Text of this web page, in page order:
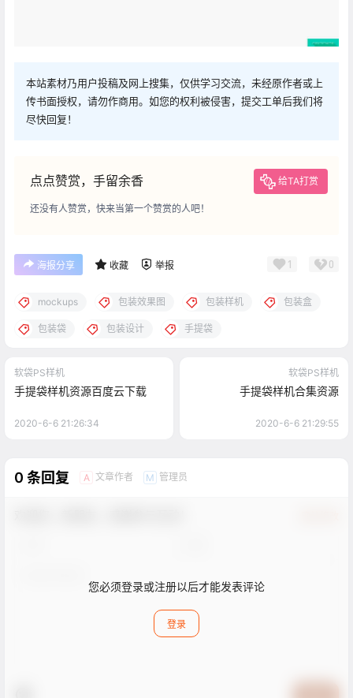
本站素材乃用户投稿及网上搜集，仅供学习交流，未经原作者或上
传书面授权，请勿作商用。如您的权利被侵害，提交工单后我们将
尽快回复！
点点赞赏，手留余香 给TA打赏
还没有人赞赏，快来当第一个赞赏的人吧！
海报分享 收藏 举报 1 0
mockups 包装效果图 包装样机 包装盒
包装袋 包装设计 手提袋
软袋PS样机
手提袋样机资源百度云下载
2020-6-6 21:26:34
软袋PS样机
手提袋样机合集资源
2020-6-6 21:29:55
0 条回复 A 文章作者 M 管理员
您必须登录或注册以后才能发表评论
登录